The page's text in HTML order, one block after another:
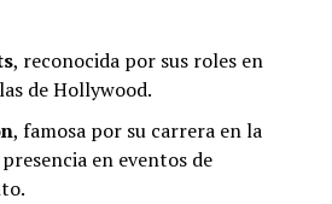
, reconocida por sus roles en
de Hollywood.
, famosa por su carrera en la
en eventos de